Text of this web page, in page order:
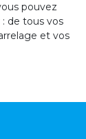
pouvez
de tous vos
et vos